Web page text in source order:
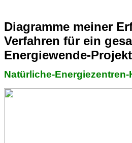
Diagramme meiner
Verfahren für ein
Energiewende-Projekt
Natürliche-Energiezentren-